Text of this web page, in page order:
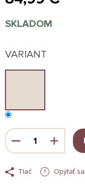
cena:
SKLADOM
VARIANT
Tlač Opýtať sa